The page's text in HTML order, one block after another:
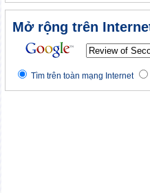
Mở rộng trên
Tìm trên toàn mạng Internet